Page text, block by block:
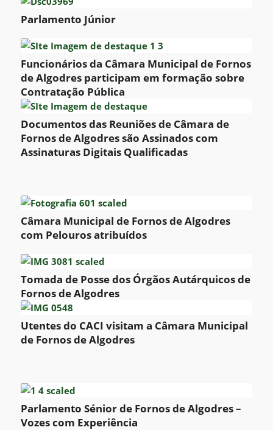
Parlamento Júnior
Funcionários da Câmara Municipal de Fornos
de Algodres participam em formação sobre
Contratação Pública
Documentos das Reuniões de Câmara de
Fornos de Algodres são Assinados com
Assinaturas Digitais Qualificadas
Câmara Municipal de Fornos de Algodres
com Pelouros atribuídos
Tomada de Posse dos Órgãos Autárquicos de
Fornos de Algodres
Utentes do CACI visitam a Câmara Municipal
de Fornos de Algodres
Parlamento Sénior de Fornos de Algodres –
Vozes com Experiência